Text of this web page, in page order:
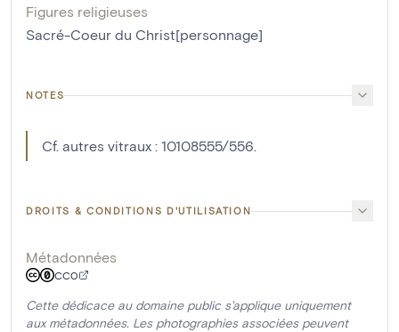
Figures religieuses
Sacré-Coeur du Christ[personnage]
NOTES
Cf. autres vitraux : 10108555/556.
DROITS & CONDITIONS D'UTILISATION
Métadonnées
CC0
Cette dédicace au domaine public s'applique uniquement
aux métadonnées. Les photographies associées peuvent